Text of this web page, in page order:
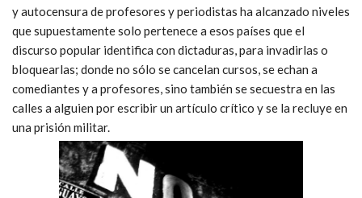
y autocensura de profesores y periodistas ha alcanzado niveles
que supuestamente solo pertenece a esos países que el
discurso popular identifica con dictaduras, para invadirlas o
bloquearlas; donde no sólo se cancelan cursos, se echan a
comediantes y a profesores, sino también se secuestra en las
calles a alguien por escribir un artículo crítico y se la recluye en
una prisión militar.